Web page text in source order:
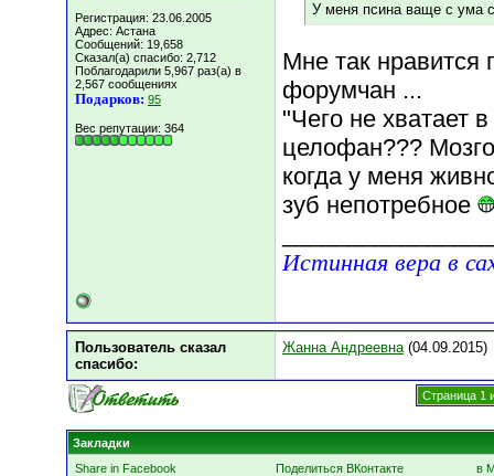
Регистрация: 23.06.2005
Адрес: Астана
Сообщений: 19,658
Сказал(а) спасибо: 2,712
Поблагодарили 5,967 раз(а) в
2,567 сообщениях
Подарков: 95
Вес репутации: 364
У меня псина ваще с ума
Мне так нравится
форумчан ...
"Чего не хватает
целофан???
когда у меня
зуб непотребное
Истинная вера в
Пользователь сказал
cпасибо:
Жанна Андреевна(04.09.2015)
Страница 1
Закладки
Share in Facebook
Поделиться ВКонтакте
в